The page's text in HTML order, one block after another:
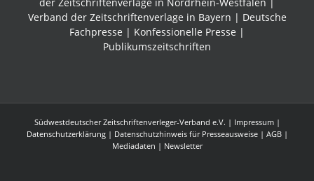
der Zeitschriftenverlage in Nordrhein-Westfalen |
Verband der Zeitschriftenverlage in Bayern | Deutsche
Fachpresse | Konfessionelle Presse |
Publikumszeitschriften
Südwestdeutscher Zeitschriftenverleger-Verband e.V. | Impressum|
Datenschutzerklärung| Datenschutzhinweis für Presseausweise| AGB|
Mediadaten | Newsletter